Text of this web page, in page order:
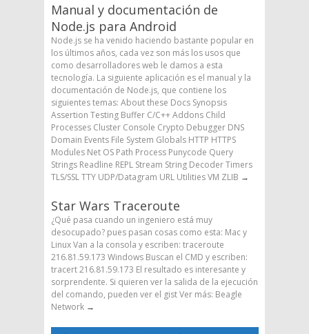
Manual y documentación de
Node.js para Android
Node.js se ha venido haciendo bastante popular en
los últimos años, cada vez son más los usos que
como desarrolladores web le damos a esta
tecnología. La siguiente aplicación es el manual y la
documentación de Node.js, que contiene los
siguientes temas: About these Docs Synopsis
Assertion Testing Buffer C/C++ Addons Child
Processes Cluster Console Crypto Debugger DNS
Domain Events File System Globals HTTP HTTPS
Modules Net OS Path Process Punycode Query
Strings Readline REPL Stream String Decoder Timers
TLS/SSL TTY UDP/Datagram URL Utilities VM ZLIB →
Star Wars Traceroute
¿Qué pasa cuando un ingeniero está muy
desocupado? pues pasan cosas como esta: Mac y
Linux Van a la consola y escriben: traceroute
216.81.59.173 Windows Buscan el CMD y escriben:
tracert 216.81.59.173 El resultado es interesante y
sorprendente. Si quieren ver la salida de la ejecución
del comando, pueden ver el gist Ver más: Beagle
Network →